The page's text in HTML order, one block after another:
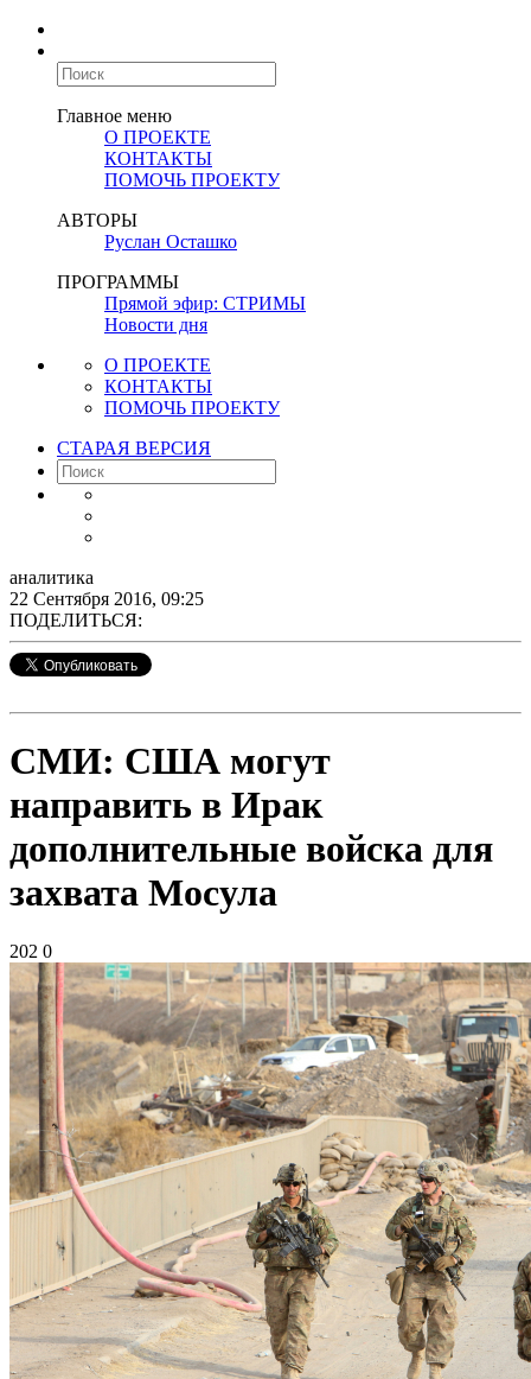
Главное меню
О ПРОЕКТЕ
КОНТАКТЫ
ПОМОЧЬ ПРОЕКТУ
АВТОРЫ
Руслан Осташко
ПРОГРАММЫ
Прямой эфир: СТРИМЫ
Новости дня
О ПРОЕКТЕ
КОНТАКТЫ
ПОМОЧЬ ПРОЕКТУ
СТАРАЯ ВЕРСИЯ
аналитика
22 Сентября 2016, 09:25
ПОДЕЛИТЬСЯ:
СМИ: США могут
направить в Ирак
дополнительные войска для
захвата Мосула
202 0